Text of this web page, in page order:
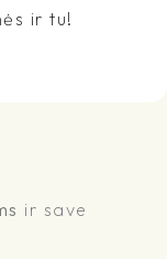
ir tu!
ir save